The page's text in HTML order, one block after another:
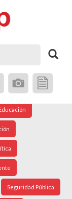
Democracia
Seguridad Pública